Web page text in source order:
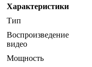
Характеристики
Тип
Воспроизведение
видео
Мощность